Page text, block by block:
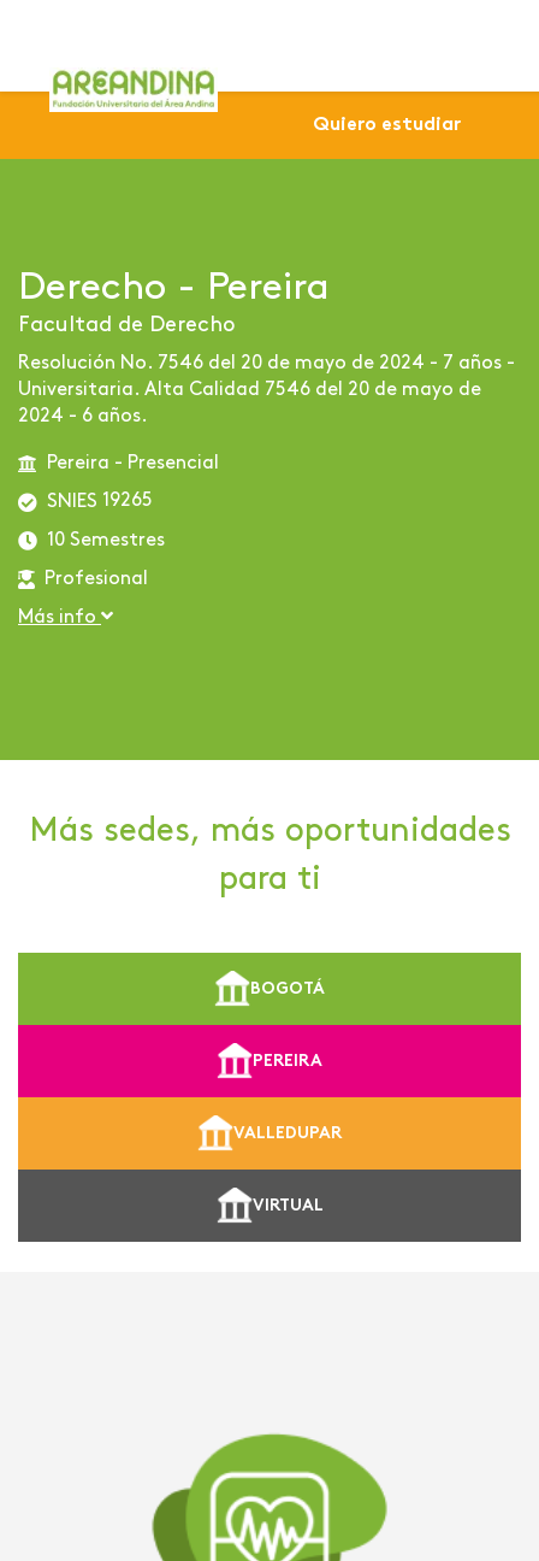
Sede Pereira Derecho - Pereira
Derecho - Pereira
Facultad de Derecho
Resolución No. 7546 del 20 de mayo de 2024 - 7 años -
Universitaria. Alta Calidad 7546 del 20 de mayo de
2024 - 6 años.
Pereira - Presencial
SNIES 19265
10 Semestres
Profesional
Más info
Más sedes, más oportunidades
para ti
BOGOTÁ
PEREIRA
VALLEDUPAR
VIRTUAL
Quiero estudiar